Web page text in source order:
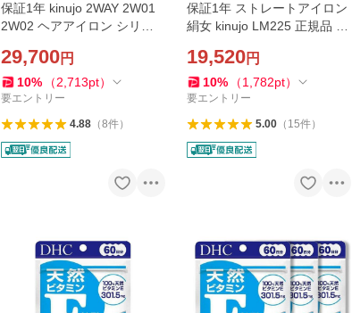
保証1年 kinujo 2WAY 2W01
2W02 ヘアアイロン シリコ
ジョ きぬじょ コテ ギフト
29,700円
10% （2,713pt）
要エントリー
4.88（8件）
保証1年 ストレートアイロン
絹女 kinujo LM225 正規品 ヘ
じょ きぬーじょ 時短 ギフト
19,520円
10% （1,782pt）
要エントリー
5.00（ 15件）